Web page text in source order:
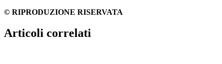
© RIPRODUZIONE RISERVATA
Articoli correlati